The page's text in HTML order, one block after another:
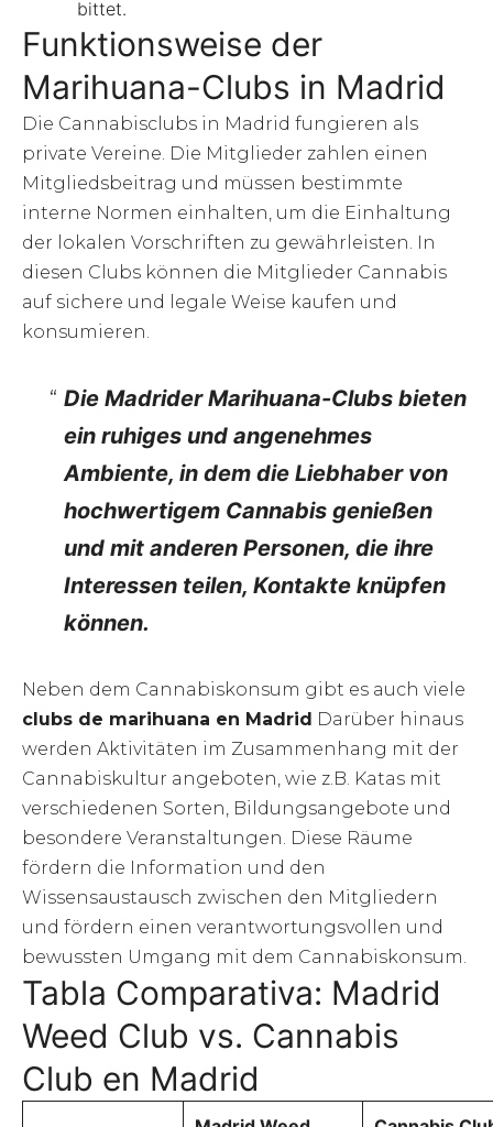
bittet.
Funktionsweise der
Marihuana-Clubs in Madrid
Die Cannabisclubs in Madrid fungieren als
private Vereine. Die Mitglieder zahlen einen
Mitgliedsbeitrag und müssen bestimmte
interne Normen einhalten, um die Einhaltung
der lokalen Vorschriften zu gewährleisten. In
diesen Clubs können die Mitglieder Cannabis
auf sichere und legale Weise kaufen und
konsumieren.
Die Madrider Marihuana-Clubs bieten
ein ruhiges und angenehmes
Ambiente, in dem die Liebhaber von
hochwertigem Cannabis genießen
und mit anderen Personen, die ihre
Interessen teilen, Kontakte knüpfen
können.
Neben dem Cannabiskonsum gibt es auch viele
clubs de marihuana en Madrid Darüber hinaus
werden Aktivitäten im Zusammenhang mit der
Cannabiskultur angeboten, wie z.B. Katas mit
verschiedenen Sorten, Bildungsangebote und
besondere Veranstaltungen. Diese Räume
fördern die Information und den
Wissensaustausch zwischen den Mitgliedern
und fördern einen verantwortungsvollen und
bewussten Umgang mit dem Cannabiskonsum.
Tabla Comparativa: Madrid
Weed Club vs. Cannabis
Club en Madrid